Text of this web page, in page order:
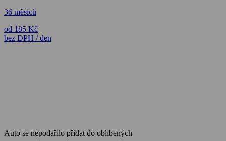
36 měsíců
od 185 Kč
bez DPH / den
Auto se nepodařilo přidat do oblíbených